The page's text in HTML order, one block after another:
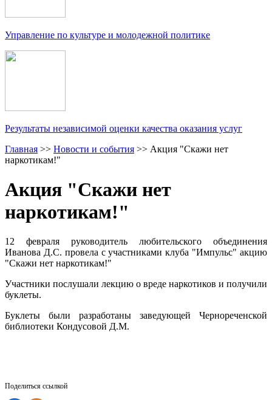
Управление по культуре и молодежной политике
Результаты независимой оценки качества оказания услуг
Главная >> Новости и события >> Акция "Скажи нет
наркотикам!"
Акция "Скажи нет
наркотикам!"
12 февраля руководитель любительского объединения
Иванова Д.С. провела с участниками клуба "Импульс" акцию
"Скажи нет наркотикам!"
Участники послушали лекцию о вреде наркотиков и получили
буклеты.
Буклеты были разработаны заведующей Чернореченской
библиотеки Кондусовой Д.М.
Поделиться ссылкой